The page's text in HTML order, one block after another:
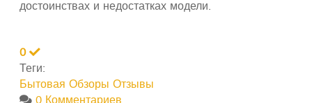
достоинствах и недостатках модели.
0
Теги:
Бытовая Обзоры Отзывы